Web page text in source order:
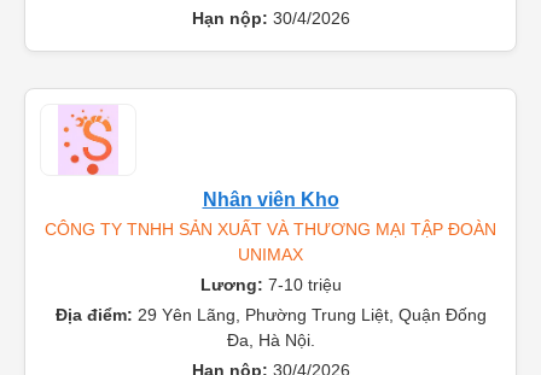
Hạn nộp: 30/4/2026
Nhân viên Kho
CÔNG TY TNHH SẢN XUẤT VÀ THƯƠNG MẠI TẬP ĐOÀN
UNIMAX
Lương: 7-10 triệu
Địa điểm: 29 Yên Lãng, Phường Trung Liệt, Quận Đống
Đa, Hà Nội.
Hạn nộp: 30/4/2026